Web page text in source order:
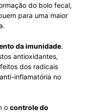
do bolo fecal,
para uma maior
da imunidade.
antioxidantes,
dos radicais
inflamatória no
o controle do